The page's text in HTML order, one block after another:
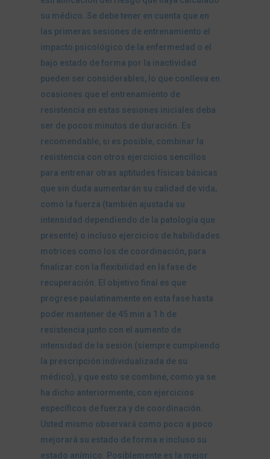
su médico. Se debe tener en cuenta que en
las primeras sesiones de entrenamiento el
impacto psicológico de la enfermedad o el
bajo estado de forma por la inactividad
pueden ser considerables, lo que conlleva en
ocasiones que el entrenamiento de
resistencia en estas sesiones iniciales deba
ser de pocos minutos de duración. Es
recomendable, si es posible, combinar la
resistencia con otros ejercicios sencillos
para entrenar otras aptitudes físicas básicas
que sin duda aumentarán su calidad de vida,
como la fuerza (también ajustada su
intensidad dependiendo de la patología que
presente) o incluso ejercicios de habilidades
motrices como los de coordinación, para
finalizar con la flexibilidad en la fase de
recuperación. El objetivo final es que
progrese paulatinamente en esta fase hasta
poder mantener de 45 min a 1 h de
resistencia junto con el aumento de
intensidad de la sesión (siempre cumpliendo
la prescripción individualizada de su
médico), y que esto se combine, como ya se
ha dicho anteriormente, con ejercicios
específicos de fuerza y de coordinación.
Usted mismo observará como poco a poco
mejorará su estado de forma e incluso su
estado anímico. Posiblemente es la mejor